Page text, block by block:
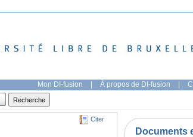
Mon DI-fusion | À propos de DI-fusion |
Citer
Documents